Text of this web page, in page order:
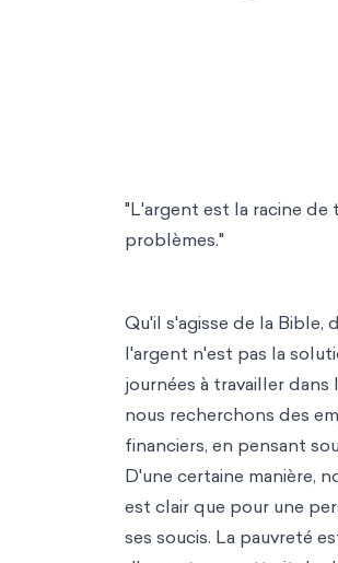
"L'argent est la racine de
problèmes."
Qu'il s'agisse de la Bible,
l'argent n'est pas la
journées à travailler
nous recherchons des
financiers, en pensant
D'une certaine manière,
est clair que pour une
ses soucis. La pauvreté